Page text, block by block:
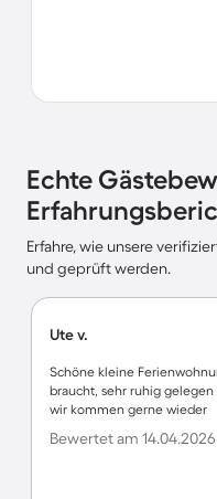
Echte
Erfahre, wie unsere
und geprüft werden.
Ute v.
Schöne kleine
braucht, sehr ruhig
wir kommen gerne wieder
Bewertet am 14.04.2026